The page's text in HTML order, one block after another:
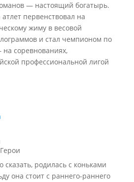
— настоящий богатырь.
первенствовал на
жиму в весовой
и стал чемпионом по
соревнованиях,
профессиональной лигой
родилась с коньками
она стоит с раннего-раннего